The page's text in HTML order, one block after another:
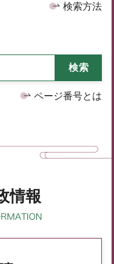
検索方法
ページ番号とは
情報